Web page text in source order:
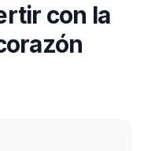
con la